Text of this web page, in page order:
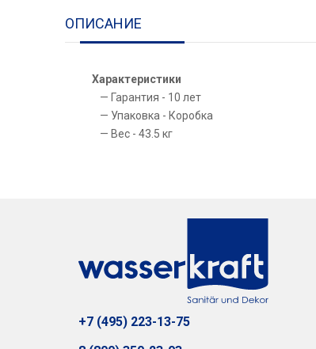
ОПИСАНИЕ
Характеристики
Гарантия - 10 лет
Упаковка - Коробка
Вес - 43.5 кг
+7 (495) 223-13-75